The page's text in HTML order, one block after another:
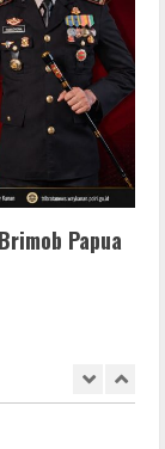
Papua
2026
+ Crack
Update